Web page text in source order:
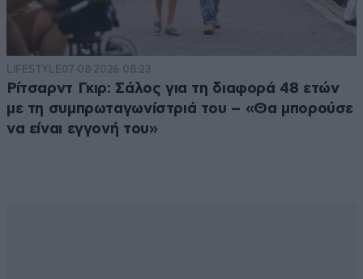
LIFESTYLE07·08·2026 08:23
Ρίτσαρντ Γκιρ: Σάλος για τη διαφορά 48 ετών
με τη συμπρωταγωνίστριά του – «Θα μπορούσε
να είναι εγγονή του»